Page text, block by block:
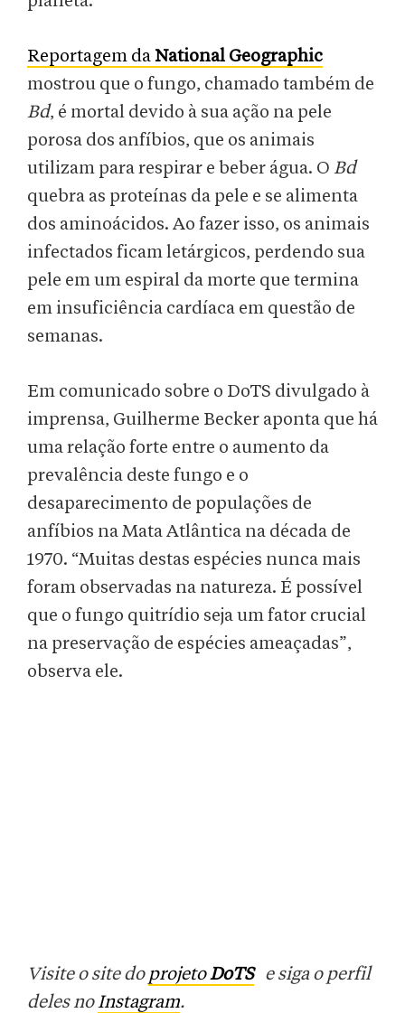
Reportagem da National Geographic
mostrou que o fungo, chamado também de
Bd, é mortal devido à sua ação na pele
porosa dos anfíbios, que os animais
utilizam para respirar e beber água. O Bd
quebra as proteínas da pele e se alimenta
dos aminoácidos. Ao fazer isso, os animais
infectados ficam letárgicos, perdendo sua
pele em um espiral da morte que termina
em insuficiência cardíaca em questão de
semanas.
Em comunicado sobre o DoTS divulgado à
imprensa, Guilherme Becker aponta que há
uma relação forte entre o aumento da
prevalência deste fungo e o
desaparecimento de populações de
anfíbios na Mata Atlântica na década de
1970. “Muitas destas espécies nunca mais
foram observadas na natureza. É possível
que o fungo quitrídio seja um fator crucial
na preservação de espécies ameaçadas”,
observa ele.
Visite o site do projetoDoTS
e siga o perfil
deles noInstagram.